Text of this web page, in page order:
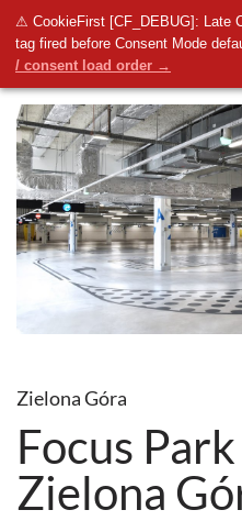
⚠ CookieFirst [CF_DEBUG]: Late
tag fired before Consent Mode
/ consent load order →
Zielona Góra
Focus
Zielona